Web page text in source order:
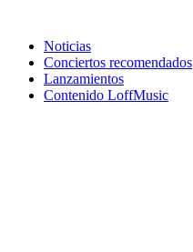
Noticias
Conciertos recomendados
Lanzamientos
Contenido LoffMusic